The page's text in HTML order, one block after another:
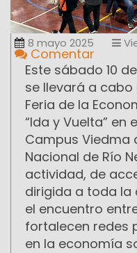
8 mayo 2025
Comentar
Este sábado 10
se llevará a
Feria de la
“Ida y Vuelta” en
Campus Viedma
Nacional de Río
actividad, de
dirigida a toda la
el encuentro
fortalecen redes
en la economía